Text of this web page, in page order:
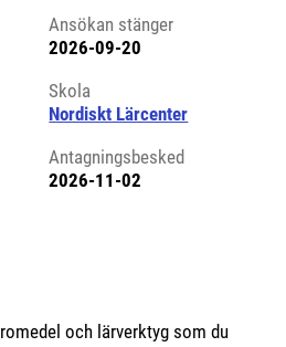
Ansökan stänger
2026-09-20
Skola
Nordiskt Lärcenter
Antagningsbesked
2026-11-02
och lärverktyg som du